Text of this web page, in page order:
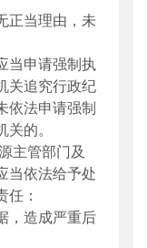
正当理由，未
当申请强制执
关追究行政纪
依法申请强制
的。
主管部门及
当依法给予处
任：
，造成严重后